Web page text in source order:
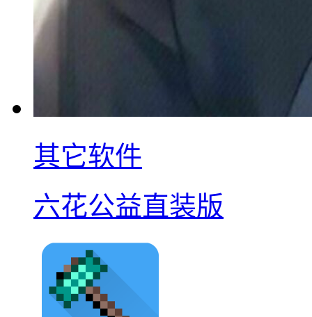
其它软件
六花公益直装版